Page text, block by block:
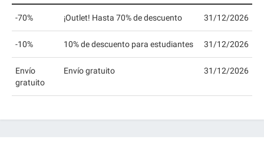
-70% ¡Outlet! Hasta 70% de descuento 31/12/2026
-10% 10% de descuento para estudiantes 31/12/2026
Envío
gratuito
Envío gratuito 31/12/2026